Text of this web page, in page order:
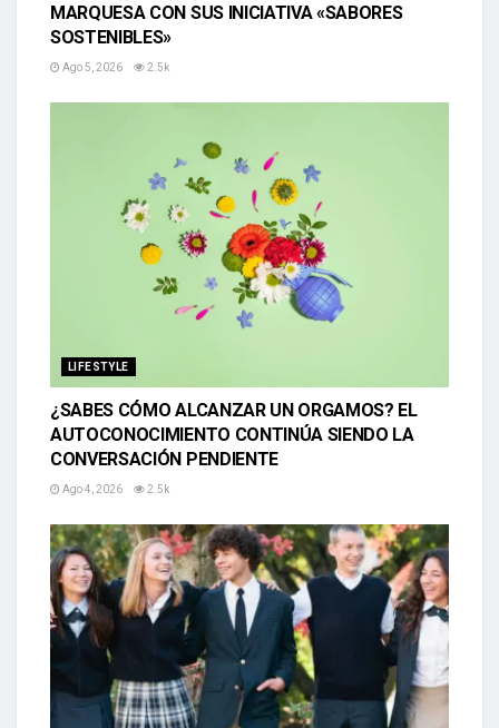
MARQUESA CON SUS INICIATIVA «SABORES
SOSTENIBLES»
Ago 5, 2026 2.5k
LIFESTYLE
¿SABES CÓMO ALCANZAR UN ORGAMOS? EL
AUTOCONOCIMIENTO CONTINÚA SIENDO LA
CONVERSACIÓN PENDIENTE
Ago 4, 2026 2.5k